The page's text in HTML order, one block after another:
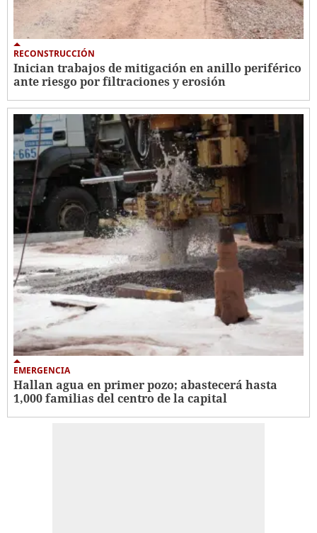
RECONSTRUCCIÓN
Inician trabajos de mitigación en anillo periférico
ante riesgo por filtraciones y erosión
EMERGENCIA
Hallan agua en primer pozo; abastecerá hasta
1,000 familias del centro de la capital